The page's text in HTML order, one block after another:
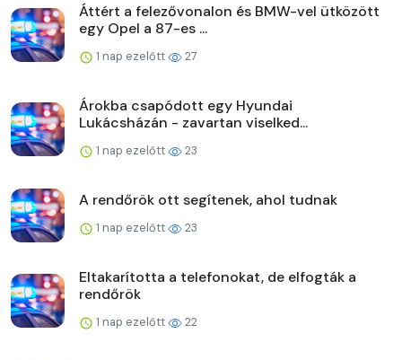
Áttért a felezővonalon és BMW-vel ütközött
egy Opel a 87-es ...
1 nap ezelőtt 27
Árokba csapódott egy Hyundai
Lukácsházán - zavartan viselked...
1 nap ezelőtt 23
A rendőrök ott segítenek, ahol tudnak
1 nap ezelőtt 23
Eltakarította a telefonokat, de elfogták a
rendőrök
1 nap ezelőtt 22